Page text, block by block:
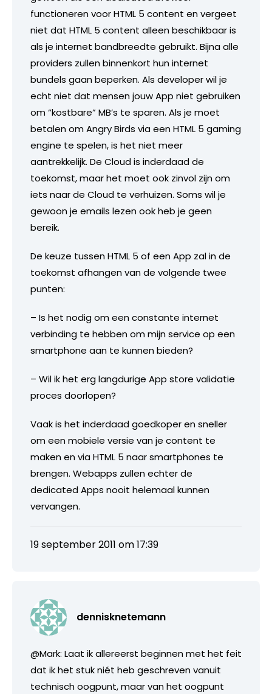
functioneren voor HTML 5 content en vergeet
niet dat HTML 5 content alleen beschikbaar is
als je internet bandbreedte gebruikt. Bijna alle
providers zullen binnenkort hun internet
bundels gaan beperken. Als developer wil je
echt niet dat mensen jouw App niet gebruiken
om “kostbare” MB’s te sparen. Als je moet
betalen om Angry Birds via een HTML 5 gaming
engine te spelen, is het niet meer
aantrekkelijk. De Cloud is inderdaad de
toekomst, maar het moet ook zinvol zijn om
iets naar de Cloud te verhuizen. Soms wil je
gewoon je emails lezen ook heb je geen
bereik.
De keuze tussen HTML 5 of een App zal in de
toekomst afhangen van de volgende twee
punten:
– Is het nodig om een constante internet
verbinding te hebben om mijn service op een
smartphone aan te kunnen bieden?
– Wil ik het erg langdurige App store validatie
proces doorlopen?
Vaak is het inderdaad goedkoper en sneller
om een mobiele versie van je content te
maken en via HTML 5 naar smartphones te
brengen. Webapps zullen echter de
dedicated Apps nooit helemaal kunnen
vervangen.
19 september 2011 om 17:39
dennisknetemann
@Mark: Laat ik allereerst beginnen met het feit
dat ik het stuk niét heb geschreven vanuit
technisch oogpunt, maar van het oogpunt